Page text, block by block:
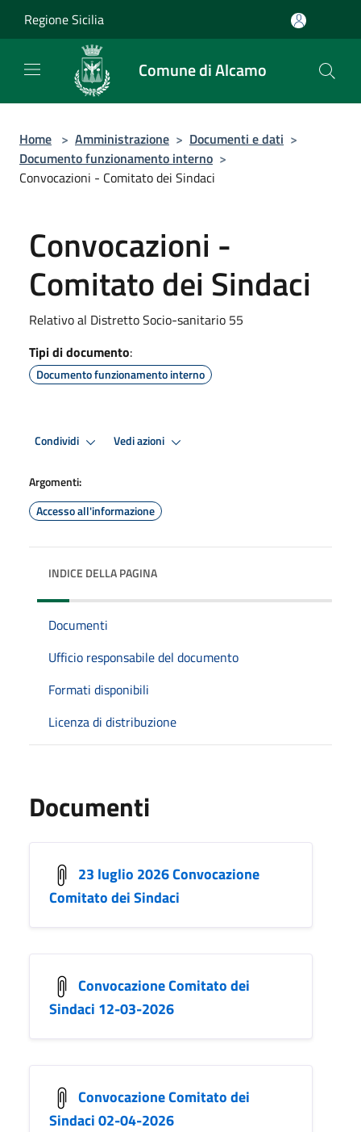
Regione Sicilia
Comune di Alcamo
Home > Amministrazione > Documenti e dati >
Documento funzionamento interno >
Convocazioni - Comitato dei Sindaci
Convocazioni -
Comitato dei Sindaci
Relativo al Distretto Socio-sanitario 55
Tipi di documento:
Documento funzionamento interno
Condividi Vedi azioni
Argomenti:
Accesso all'informazione
INDICE DELLA PAGINA
Documenti
Ufficio responsabile del documento
Formati disponibili
Licenza di distribuzione
Documenti
23 luglio 2026 Convocazione
Comitato dei Sindaci
Convocazione Comitato dei
Sindaci 12-03-2026
Convocazione Comitato dei
Sindaci 02-04-2026